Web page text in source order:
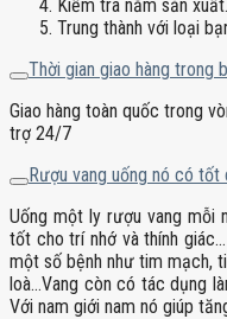
Kiểm tra năm sản xuất.
Trung thành với loại
Thời gian giao hàng trong
Giao hàng toàn quốc trong
trợ 24/7
Rượu vang uống nó có
Uống một ly rượu vang mỗi
tốt cho trí nhớ và thính
một số bệnh như tim mạch,
loà…Vang còn có tác dụng
Với nam giới nam nó giúp